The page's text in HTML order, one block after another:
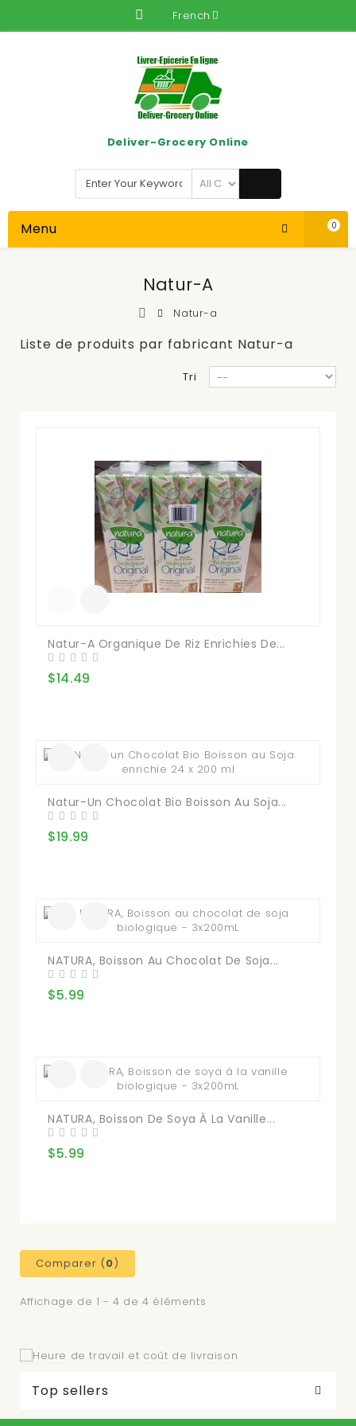
French
0
Deliver-Grocery Online
Menu
Natur-A
Natur-a
Liste de produits par fabricant Natur-a
Tri
Natur-A Organique De Riz Enrichies De...
$14.49
Natur-Un Chocolat Bio Boisson Au Soja...
$19.99
NATURA, Boisson Au Chocolat De Soja...
$5.99
NATURA, Boisson De Soya À La Vanille...
$5.99
Comparer (0)
Affichage de 1 - 4 de 4 éléments
Top sellers